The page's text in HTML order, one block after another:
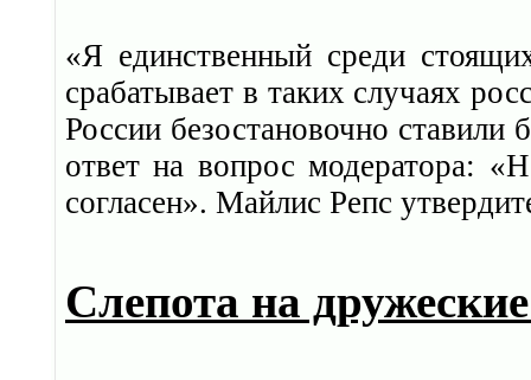
«Я единственный среди
срабатывает в таких случаях
России безостановочно
ответ на вопрос модератора:
согласен». Майлис Репс
Слепота на